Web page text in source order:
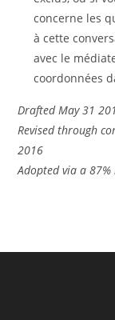
concerne les
à cette
avec le
coordonnées
Drafted May 31
Revised through
2016
Adopted via a